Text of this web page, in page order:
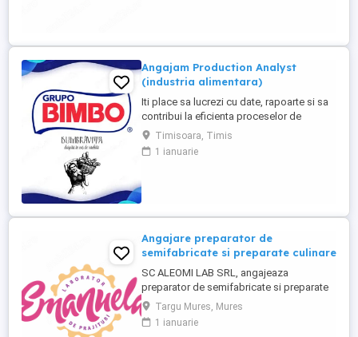
Angajam Production Analyst
(industria alimentara)
Iti place sa lucrezi cu date, rapoarte si sa
contribui la eficienta proceselor de
productie? Te invitam sa te alaturi echipei
noastre in rolul de Production Analyst,
unde vei avea un rol important in
Timisoara, Timis
1 ianuarie
Angajare preparator de
semifabricate si preparate culinare
SC ALEOMI LAB SRL, angajeaza
preparator de semifabricate si preparate
culinare. Este disponibil un singur loc de
munca in localitatea Targu Mures, Str.
Ciucului nr. 12. Se ofera salariu minim pe
Targu Mures, Mures
1 ianuarie